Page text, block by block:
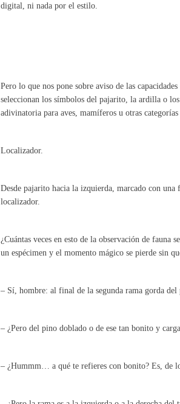
digital, ni nada por el estilo.
Pero lo que nos pone sobre aviso de las
seleccionan los símbolos del pajarito, la ardilla o
adivinatoria para aves, mamíferos u otras
Localizador.
Desde pajarito hacia la izquierda, marcado con
localizador.
¿Cuántas veces en esto de la observación de fauna
un espécimen y el momento mágico se pierde sin
– Sí, hombre: al final de la segunda rama gorda del
– ¿Pero del pino doblado o de ese tan bonito y
– ¿Hummm… a qué te refieres con bonito? Es, de